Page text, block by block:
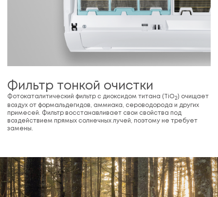
Фильтр тонкой очистки
Фотокаталитический фильтр с диоксидом титана (TiO2) очищает
воздух от формальдегидов, аммиака, сероводорода и других
примесей. Фильтр восстанавливает свои свойства под
воздействием прямых солнечных лучей, поэтому не требует
замены.